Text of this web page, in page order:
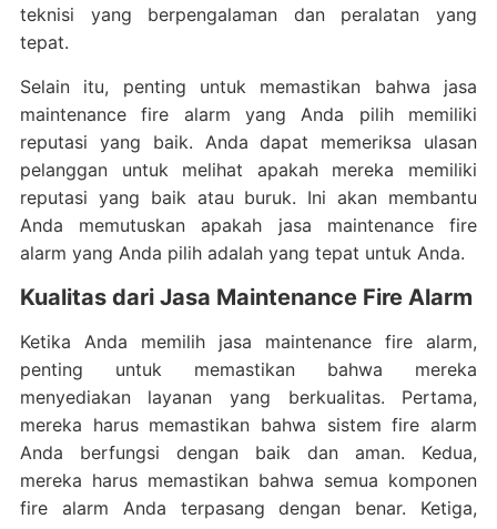
teknisi yang berpengalaman dan peralatan yang
tepat.
Selain itu, penting untuk memastikan bahwa jasa
maintenance fire alarm yang Anda pilih memiliki
reputasi yang baik. Anda dapat memeriksa ulasan
pelanggan untuk melihat apakah mereka memiliki
reputasi yang baik atau buruk. Ini akan membantu
Anda memutuskan apakah jasa maintenance fire
alarm yang Anda pilih adalah yang tepat untuk Anda.
Kualitas dari Jasa Maintenance Fire Alarm
Ketika Anda memilih jasa maintenance fire alarm,
penting untuk memastikan bahwa mereka
menyediakan layanan yang berkualitas. Pertama,
mereka harus memastikan bahwa sistem fire alarm
Anda berfungsi dengan baik dan aman. Kedua,
mereka harus memastikan bahwa semua komponen
fire alarm Anda terpasang dengan benar. Ketiga,